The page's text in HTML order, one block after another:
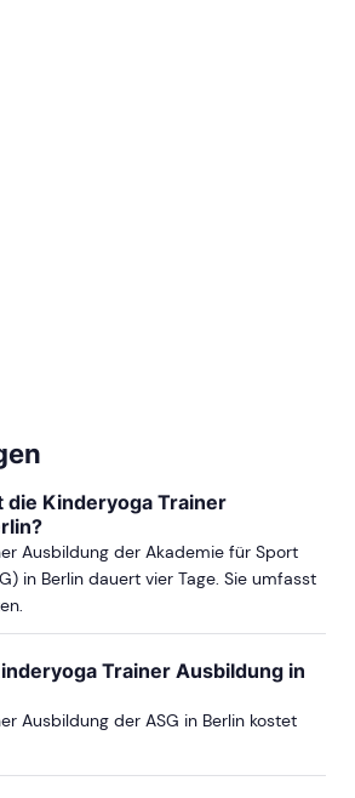
die Kinderyoga Trainer
Ausbildung der Akademie für Sport
in Berlin dauert vier Tage. Sie umfasst
Trainer Ausbildung in
Ausbildung der ASG in Berlin kostet